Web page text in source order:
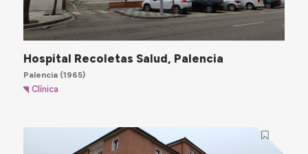
Hospital Recoletas Salud, Palencia
Palencia(1965)
Clínica